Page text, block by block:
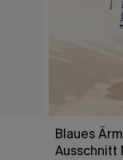
Blaues
Ausschnitt